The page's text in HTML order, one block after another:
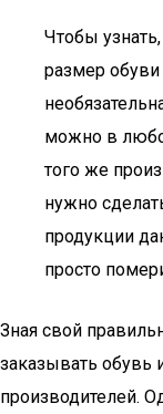
Чтобы
размер обуви
можно в
того же
нужно
продукции
просто
Зная свой
заказывать обувь
производителей.